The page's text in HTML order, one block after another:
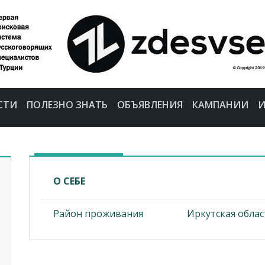
ПОЛЕЗНО ЗНАТЬ ОБЪЯВЛЕНИЯ КАМПАНИИ
О СЕБЕ
Район проживания Иркутская